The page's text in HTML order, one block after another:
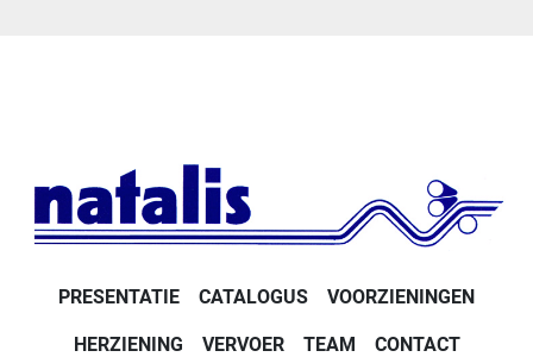
PRESENTATIE CATALOGUS VOORZIENINGEN
HERZIENING VERVOER TEAM CONTACT